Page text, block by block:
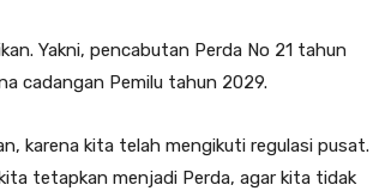
Yakni, pencabutan Perda No 21 tahun
cadangan Pemilu tahun 2029.
karena kita telah mengikuti regulasi pusat.
tetapkan menjadi Perda, agar kita tidak